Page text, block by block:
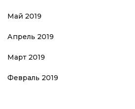
Май 2019
Апрель 2019
Март 2019
Февраль 2019